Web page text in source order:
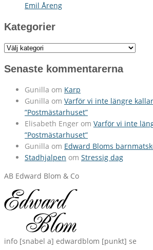
Emil Åreng
Kategorier
Kategorier
Senaste kommentarerna
Gunilla om Karp
Gunilla om Varför vi inte längre
”Postmästarhuset”
Elisabeth Enger om Varför vi inte
”Postmästarhuset”
Gunilla om Edward Bloms
Stadhjalpen om Stressig dag
AB Edward Blom & Co
info [snabel a] edwardblom [punkt] se